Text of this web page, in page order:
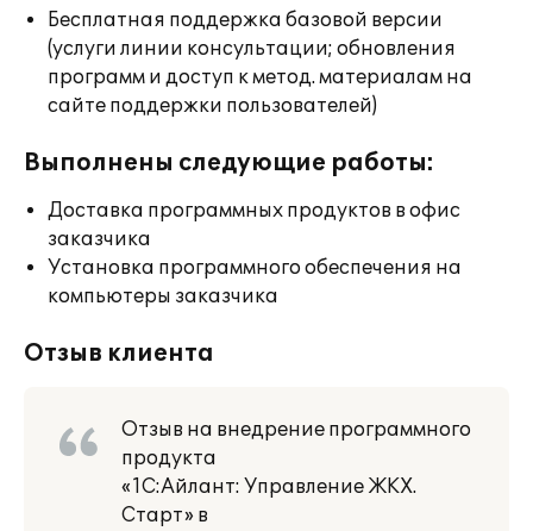
Бесплатная поддержка базовой версии
(услуги линии консультации; обновления
программ и доступ к метод. материалам на
сайте поддержки пользователей)
Выполнены следующие работы:
Доставка программных продуктов в офис
заказчика
Установка программного обеспечения на
компьютеры заказчика
Отзыв клиента
Отзыв на внедрение программного
продукта
«1С:Айлант: Управление ЖКХ.
Старт» в